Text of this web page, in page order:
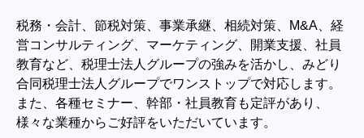
税務・会計、節税対策、事業承継、相続対策、M&A、経
営コンサルティング、マーケティング、開業支援、社員
教育など、税理士法人グループの強みを活かし、みどり
合同税理士法人グループでワンストップで対応します。
また、各種セミナー、幹部・社員教育も定評があり、
様々な業種からご好評をいただいています。